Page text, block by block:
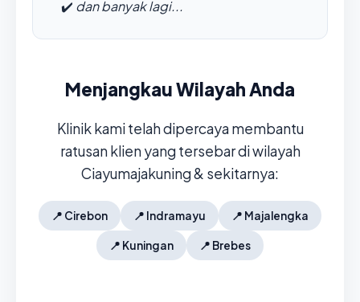
✔️ dan banyak lagi...
Menjangkau Wilayah Anda
Klinik kami telah dipercaya membantu
ratusan klien yang tersebar di wilayah
Ciayumajakuning & sekitarnya:
📍 Cirebon 📍 Indramayu 📍 Majalengka
📍 Kuningan 📍 Brebes